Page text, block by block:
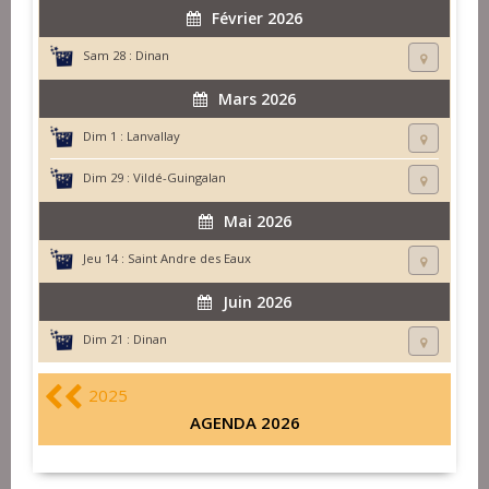
Février 2026
Sam 28 : Dinan
Mars 2026
Dim 1 : Lanvallay
Dim 29 : Vildé-Guingalan
Mai 2026
Jeu 14 : Saint Andre des Eaux
Juin 2026
Dim 21 : Dinan
2025
AGENDA 2026